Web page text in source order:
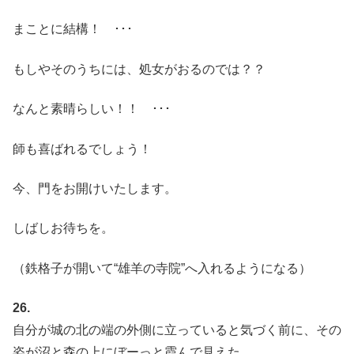
まことに結構！ ･･･
もしやそのうちには、処女がおるのでは？？
なんと素晴らしい！！ ･･･
師も喜ばれるでしょう！
今、門をお開けいたします。
しばしお待ちを。
（鉄格子が開いて“雄羊の寺院”へ入れるようになる）
26.
自分が城の北の端の外側に立っていると気づく前に、その